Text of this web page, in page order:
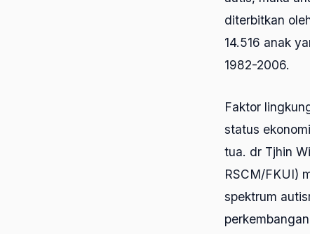
diterbitkan
14.516 anak
1982-2006.
Faktor
status
tua. dr Tjhin
RSCM/FKUI)
spektrum